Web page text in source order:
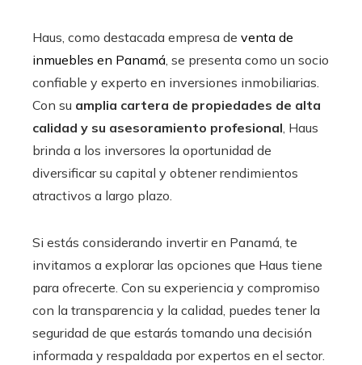
Haus, como destacada empresa de venta de
inmuebles en Panamá, se presenta como un socio
confiable y experto en inversiones inmobiliarias.
Con su amplia cartera de propiedades de alta
calidad y su asesoramiento profesional, Haus
brinda a los inversores la oportunidad de
diversificar su capital y obtener rendimientos
atractivos a largo plazo.
Si estás considerando invertir en Panamá, te
invitamos a explorar las opciones que Haus tiene
para ofrecerte. Con su experiencia y compromiso
con la transparencia y la calidad, puedes tener la
seguridad de que estarás tomando una decisión
informada y respaldada por expertos en el sector.